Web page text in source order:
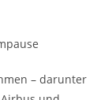
– darunter